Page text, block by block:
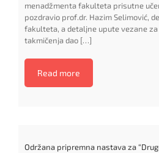
menadžmenta fakulteta prisutne
pozdravio prof.dr. Hazim Selimović,
fakulteta, a detaljne upute vezane
takmičenja dao […]
Read more
Održana pripremna nastava za